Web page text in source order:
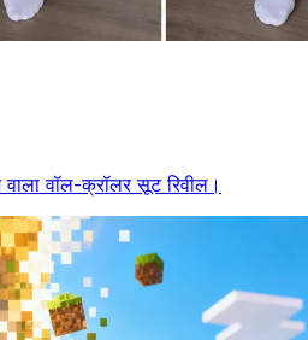
वॉल-क्रॉलर सूट रिवील।